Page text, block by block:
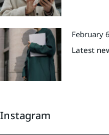
February
Latest
Instagram